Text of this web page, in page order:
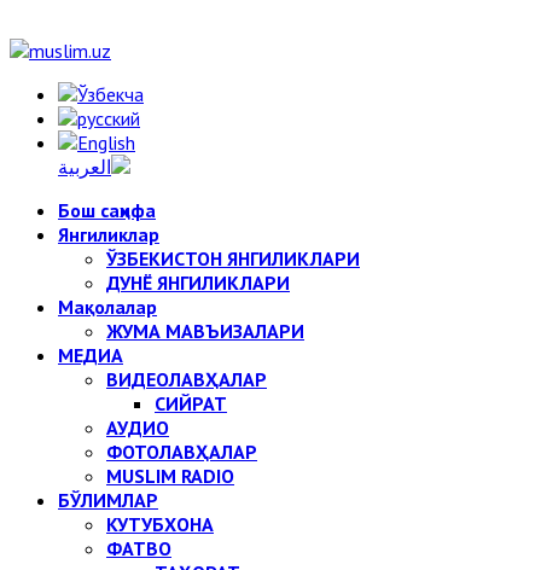
Бош саҳифа
Янгиликлар
ЎЗБЕКИСТОН ЯНГИЛИКЛАРИ
ДУНЁ ЯНГИЛИКЛАРИ
Мақолалар
ЖУМА МАВЪИЗАЛАРИ
МЕДИА
ВИДЕОЛАВҲАЛАР
СИЙРАТ
АУДИО
ФОТОЛАВҲАЛАР
MUSLIM RADIO
БЎЛИМЛАР
КУТУБХОНА
ФАТВО